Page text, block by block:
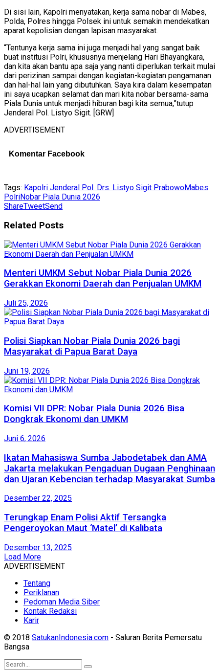
Di sisi lain, Kapolri menyatakan, kerja sama nobar di Mabes,
Polda, Polres hingga Polsek ini untuk semakin mendekatkan
aparat kepolisian dengan lapisan masyarakat.
“Tentunya kerja sama ini juga menjadi hal yang sangat baik
buat institusi Polri, khususnya menjelang Hari Bhayangkara,
dan kita akan bantu apa saja yang nanti diperlukan terkait mulai
dari perizinan sampai dengan kegiatan-kegiatan pengamanan
dan hal-hal lain yang dibutuhkan. Saya kira dalam kesempatan
ini saya ucapkan selamat dan mari kita nobar bersama-sama
Piala Dunia untuk menjadi hiburan bagi kita semua,”tutup
Jenderal Pol. Listyo Sigit. [GRW]
ADVERTISEMENT
Komentar Facebook
Tags: Kapolri Jenderal Pol. Drs. Listyo Sigit PrabowoMabes
PolriNobar Piala Dunia 2026
ShareTweetSend
Related Posts
Menteri UMKM Sebut Nobar Piala Dunia 2026
Gerakkan Ekonomi Daerah dan Penjualan UMKM
Juli 25, 2026
Polisi Siapkan Nobar Piala Dunia 2026 bagi
Masyarakat di Papua Barat Daya
Juni 19, 2026
Komisi VII DPR: Nobar Piala Dunia 2026 Bisa
Dongkrak Ekonomi dan UMKM
Juni 6, 2026
Ikatan Mahasiswa Sumba Jabodetabek dan AMA
Jakarta melakukan Pengaduan Dugaan Penghinaan
dan Ujaran Kebencian terhadap Masyarakat Sumba
Desember 22, 2025
Terungkap Enam Polisi Aktif Tersangka
Pengeroyokan Maut ‘Matel’ di Kalibata
Desember 13, 2025
Load More
ADVERTISEMENT
Tentang
Periklanan
Pedoman Media Siber
Kontak Redaksi
Karir
© 2018 SatukanIndonesia.com - Saluran Berita Pemersatu
Bangsa